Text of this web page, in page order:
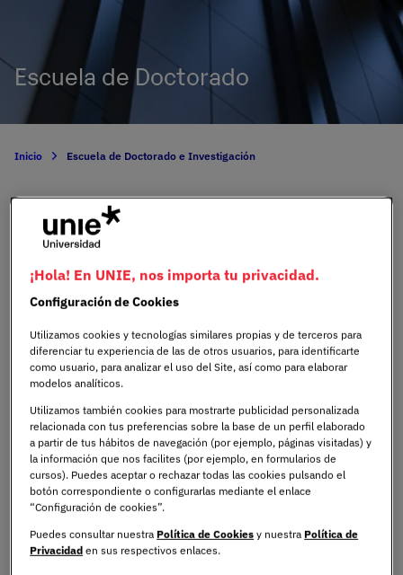
Escuela de Doctorado
Inicio Escuela de Doctorado e Investigación
¿Por qué estudiar un
doctorado en UNIE?
UNIE Universidad impulsa programas de doctorado
interuniversitarios avalados por una comunidad
académica comprometida con la excelencia en la
formación científico-técnica de quienes buscan
convertirse en líderes del pensamiento, la
investigación y la innovación para contribuir con
soluciones relevantes a los desafíos contemporáneos.
Nuestros doctorados se basan en un modelo riguroso y
dinámico. Aunque su núcleo está en la universidad,
cuentan con la colaboración activa de entidades,
¡Hola! En UNIE, nos importa tu privacidad.
Configuración de Cookies
Utilizamos cookies y tecnologías similares propias y de terceros para
diferenciar tu experiencia de las de otros usuarios, para identificarte
como usuario, para analizar el uso del Site, así como para elaborar
modelos analíticos.
Utilizamos también cookies para mostrarte publicidad personalizada
relacionada con tus preferencias sobre la base de un perfil elaborado
a partir de tus hábitos de navegación (por ejemplo, páginas visitadas) y
la información que nos facilites (por ejemplo, en formularios de
cursos). Puedes aceptar o rechazar todas las cookies pulsando el
botón correspondiente o configurarlas mediante el enlace
“Configuración de cookies”.
Puedes consultar nuestra Política de Cookies y nuestra Política de
Privacidad en sus respectivos enlaces.